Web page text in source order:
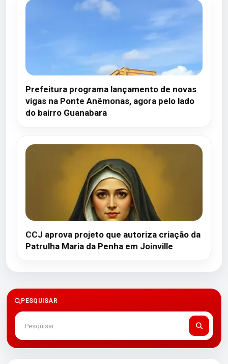
Prefeitura programa lançamento de novas
vigas na Ponte Anêmonas, agora pelo lado
do bairro Guanabara
CCJ aprova projeto que autoriza criação da
Patrulha Maria da Penha em Joinville
PESQUISAR